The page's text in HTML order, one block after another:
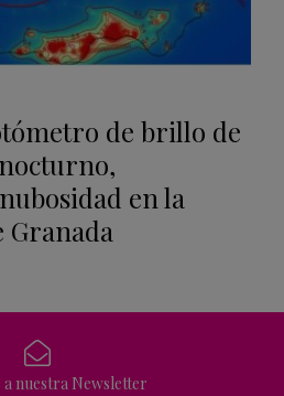
de brillo de
en la
nuestra Newsletter